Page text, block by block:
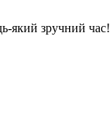
який зручний час!